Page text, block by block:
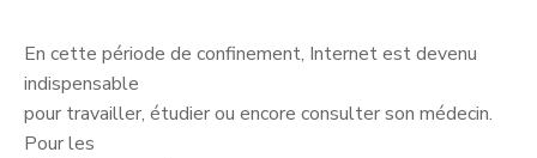
En cette période de confinement, Internet est devenu
indispensable
pour travailler, étudier ou encore consulter son médecin.
Pour les